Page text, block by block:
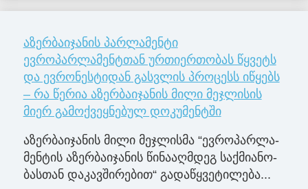
აზერბაიჯანის პარლამენტი
ევროპარლამენტთან ურთიერთობას წყვეტს
და ევრონესტიდან გასვლის პროცესს იწყებს
– რა წერია აზერბაიჯანის მილი მეჯლისის
მიერ გამოქვეყნებულ დოკუმენტში
აზერ­ბა­ი­ჯა­ნის მილი მე­ჯლის­მა “ევ­რო­პარ­ლა­
მენ­ტის აზერ­ბა­ი­ჯა­ნის წი­ნა­აღ­მდეგ საქ­მი­ა­ნო­
ბას­თან და­კავ­ში­რე­ბით“ გა­და­წყვე­ტი­ლე­ბა...